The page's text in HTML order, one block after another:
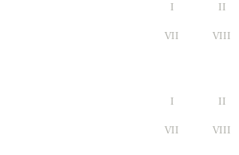
I II
VII VIII
I II
VII VIII